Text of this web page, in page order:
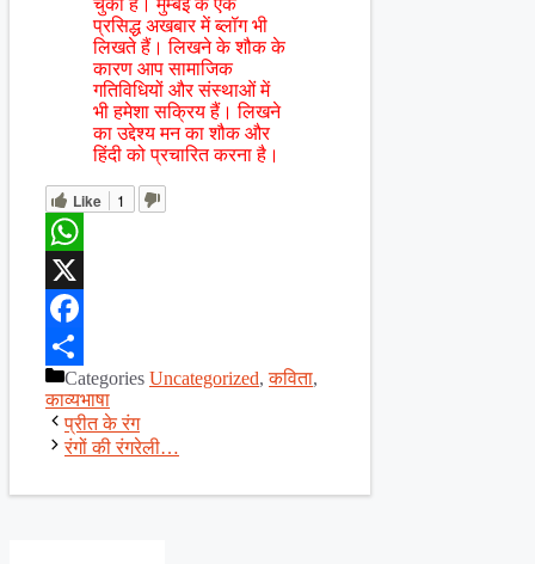
चुका है। मुम्बई के एक
प्रसिद्ध अखबार में ब्लॉग भी
लिखते हैं। लिखने के शौक के
कारण आप सामाजिक
गतिविधियों और संस्थाओं में
भी हमेशा सक्रिय हैं। लिखने
का उद्देश्य मन का शौक और
हिंदी को प्रचारित करना है।
Like 1
WhatsApp
X
Facebook
ShareCategories Uncategorized,कविता,
काव्यभाषा
प्रीत के रंग
रंगों की रंगरेली…